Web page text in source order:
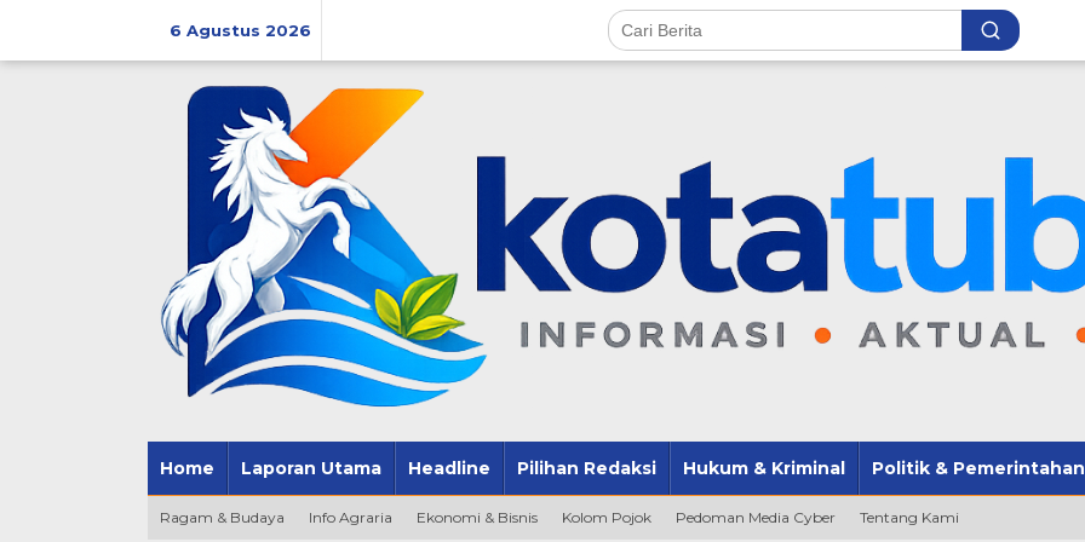
6 Agustus 2026
Home Laporan Utama Headline Pilihan Redaksi Hukum & Kriminal Politik & Pemerintahan
Ragam & Budaya Info Agraria Ekonomi & Bisnis Kolom Pojok Pedoman Media Cyber Tentang Kami